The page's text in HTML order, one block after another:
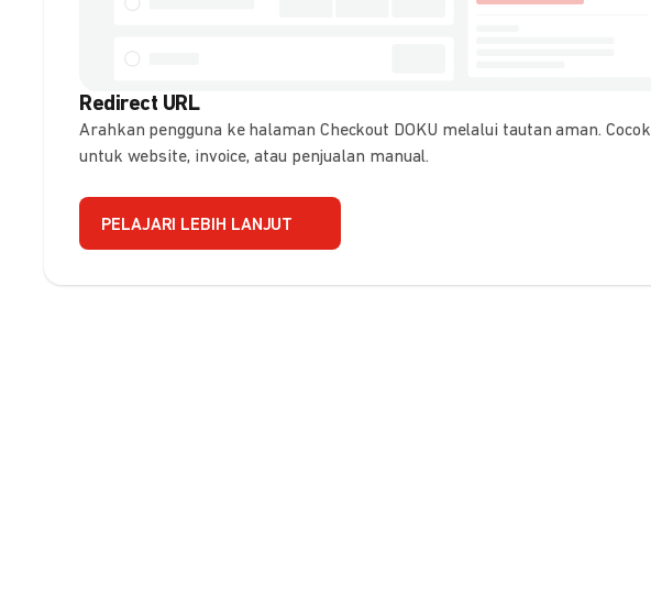
Redirect URL
Arahkan pengguna ke halaman Checkout DOKU melalui tautan aman. Cocok
untuk website, invoice, atau penjualan manual.
PELAJARI LEBIH LANJUT